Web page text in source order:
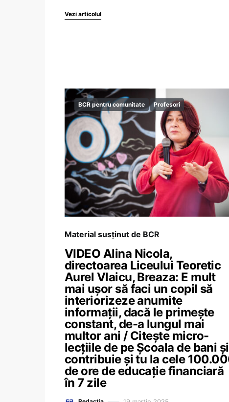
Vezi articolul
BCR pentru comunitate Profesori
Material susținut de BCR
VIDEO Alina Nicola,
directoarea Liceului Teoretic
Aurel Vlaicu, Breaza: E mult
mai ușor să faci un copil să
interiorizeze anumite
informații, dacă le primește
constant, de-a lungul mai
multor ani / Citește micro-
lecțiile de pe Școala de bani și
contribuie și tu la cele
de ore de educație financiară
în 7 zile